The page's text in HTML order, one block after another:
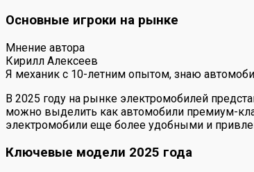
Основные игроки на рынке
Мнение автора
Кирилл Алексеев
Я механик с 10-летним опытом, знаю
В 2025 году на рынке электромобилей
можно выделить как автомобили премиум-
электромобили еще более удобными и
Ключевые модели 2025 года